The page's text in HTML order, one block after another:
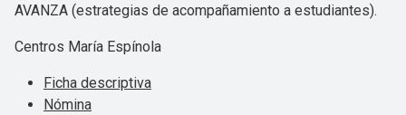
AVANZA (estrategias de acompañamiento a estudiantes).
Centros María Espínola
Ficha descriptiva
Nómina